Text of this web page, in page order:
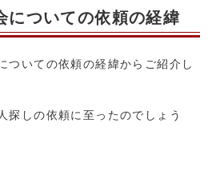
ついての依頼の経緯
ついての依頼の経緯からご紹介し
探しの依頼に至ったのでしょう